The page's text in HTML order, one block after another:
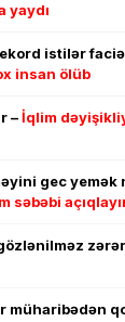
yaydı
istilər
insan ölüb
–İqlim
gec
səbəbi
müharibədən